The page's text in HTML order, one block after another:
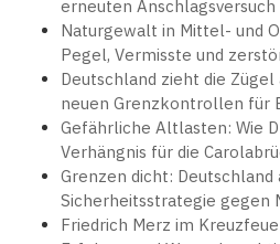
erneuten Anschlagsversuch
Naturgewalt in Mittel- und
Pegel, Vermisste und
Deutschland zieht die Zügel
neuen Grenzkontrollen für
Gefährliche Altlasten: Wie
Verhängnis für die
Grenzen dicht:
Sicherheitsstrategie gegen
Friedrich Merz im